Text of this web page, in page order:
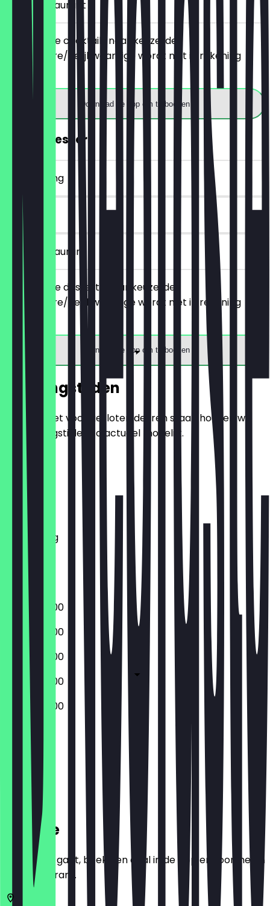
in het restaurant
Bestel twee cocktails naar keuze, de
goedkopere/gelijkwaardige wordt niet in rekening
gebracht.
Download de app om te boeken
2voor1 Dessert
~€ 8 korting
90 dagen
in het restaurant
Bestel twee desserts naar keuze, de
goedkopere/gelijkwaardige wordt niet in rekening
gebracht.
Download de app om te boeken
Openingstijden
Zodat je niet voor gesloten deuren staat, houden we
de openingstijden zo actueel mogelijk.
Maandag
Dinsdag
Woensdag
Donderdag
Vrijdag
Zaterdag
Zondag
08:00 - 16:00
08:00 - 16:00
08:00 - 16:00
08:00 - 16:00
08:00 - 16:00
Gesloten
Gesloten
Locatie
Voordat je gaat, boek een deal in de app en toon het in
het restaurant.